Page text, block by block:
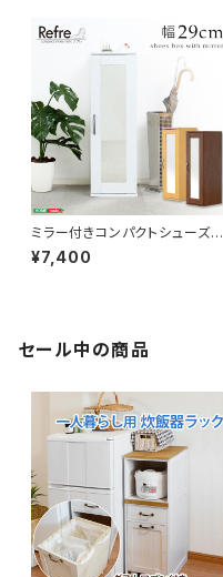
ミラー付きコンパクトシューズラ
ック 幅29 シューズボックス シ
ューズラック 下駄箱 靴箱 玄関
¥7,400
セール中の商品